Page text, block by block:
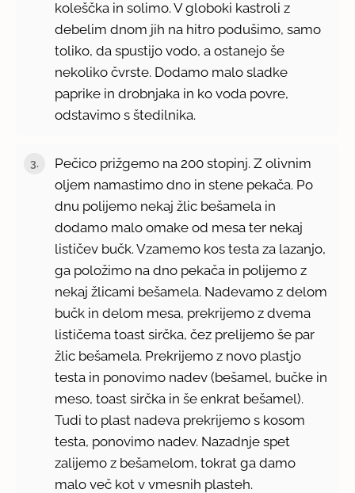
koleščka in solimo. V globoki kastroli z
debelim dnom jih na hitro podušimo, samo
toliko, da spustijo vodo, a ostanejo še
nekoliko čvrste. Dodamo malo sladke
paprike in drobnjaka in ko voda povre,
odstavimo s štedilnika.
Pečico prižgemo na 200 stopinj. Z olivnim
oljem namastimo dno in stene pekača. Po
dnu polijemo nekaj žlic bešamela in
dodamo malo omake od mesa ter nekaj
lističev bučk. Vzamemo kos testa za lazanjo,
ga položimo na dno pekača in polijemo z
nekaj žlicami bešamela. Nadevamo z delom
bučk in delom mesa, prekrijemo z dvema
lističema toast sirčka, čez prelijemo še par
žlic bešamela. Prekrijemo z novo plastjo
testa in ponovimo nadev (bešamel, bučke in
meso, toast sirčka in še enkrat bešamel).
Tudi to plast nadeva prekrijemo s kosom
testa, ponovimo nadev. Nazadnje spet
zalijemo z bešamelom, tokrat ga damo
malo več kot v vmesnih plasteh.